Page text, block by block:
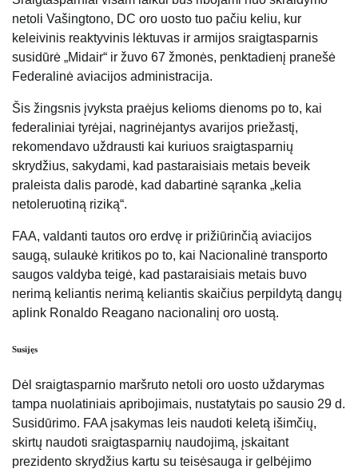
netoli Vašingtono, DC oro uosto tuo pačiu keliu, kur
keleivinis reaktyvinis lėktuvas ir armijos sraigtasparnis
susidūrė „Midair“ ir žuvo 67 žmonės, penktadienį pranešė
Federalinė aviacijos administracija.
Šis žingsnis įvyksta praėjus kelioms dienoms po to, kai
federaliniai tyrėjai, nagrinėjantys avarijos priežastį,
rekomendavo uždrausti kai kuriuos sraigtasparnių
skrydžius, sakydami, kad pastaraisiais metais beveik
praleista dalis parodė, kad dabartinė sąranka „kelia
netoleruotiną riziką“.
FAA, valdanti tautos oro erdvę ir prižiūrinčią aviacijos
saugą, sulaukė kritikos po to, kai Nacionalinė transporto
saugos valdyba teigė, kad pastaraisiais metais buvo
nerimą keliantis nerimą keliantis skaičius perpildytą dangų
aplink Ronaldo Reagano nacionalinį oro uostą.
Susijęs
Dėl sraigtasparnio maršruto netoli oro uosto uždarymas
tampa nuolatiniais apribojimais, nustatytais po sausio 29 d.
Susidūrimo. FAA įsakymas leis naudoti keletą išimčių,
skirtų naudoti sraigtasparnių naudojimą, įskaitant
prezidento skrydžius kartu su teisėsauga ir gelbėjimo